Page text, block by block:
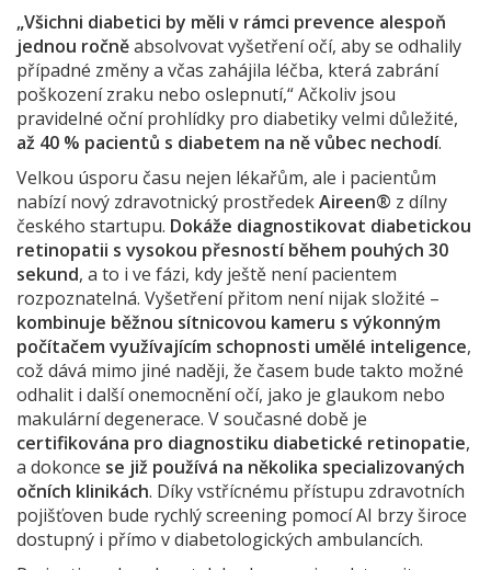
„Všichni diabetici by měli v rámci prevence alespoň
jednou ročněabsolvovat vyšetření očí, aby se odhalily
případné změny a včas zahájila léčba, která zabrání
poškození zraku nebo oslepnutí,“ Ačkoliv jsou
pravidelné oční prohlídky pro diabetiky velmi důležité,
až 40 % pacientů s diabetem na ně vůbec nechodí.
Velkou úsporu času nejen lékařům, ale i pacientům
nabízí nový zdravotnický prostředekAireen® z dílny
českého startupu. Dokáže diagnostikovat diabetickou
retinopatii s vysokou přesností během pouhých 30
sekund, a to i ve fázi, kdy ještě není pacientem
rozpoznatelná. Vyšetření přitom není nijak složité –
kombinuje běžnou sítnicovou kameru s výkonným
počítačem využívajícím schopnosti umělé inteligence,
což dává mimo jiné naději, že časem bude takto možné
odhalit i další onemocnění očí, jako je glaukom nebo
makulární degenerace. V současné době je
certifikována pro diagnostiku diabetické retinopatie,
a dokonce se již používá na několika specializovaných
očních klinikách. Díky vstřícnému přístupu zdravotních
pojišťoven bude rychlý screening pomocí AI brzy široce
dostupný i přímo v diabetologických ambulancích.